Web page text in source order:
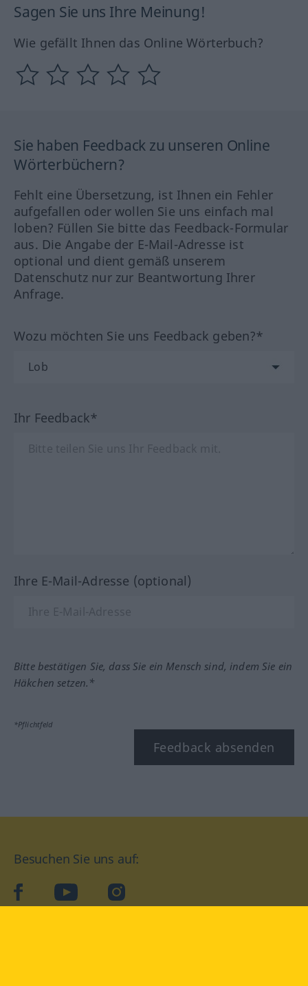
Sagen Sie uns Ihre Meinung!
Wie gefällt Ihnen das Online Wörterbuch?
Sie haben Feedback zu unseren Online
Wörterbüchern?
Fehlt eine Übersetzung, ist Ihnen ein Fehler
aufgefallen oder wollen Sie uns einfach mal
loben? Füllen Sie bitte das Feedback-Formular
aus. Die Angabe der E-Mail-Adresse ist
optional und dient gemäß unserem
Datenschutz nur zur Beantwortung Ihrer
Anfrage.
Wozu möchten Sie uns Feedback geben?*
Ihr Feedback*
Ihre E-Mail-Adresse (optional)
Bitte bestätigen Sie, dass Sie ein Mensch sind, indem Sie ein
Häkchen setzen.*
*Pflichtfeld
Feedback absenden
Besuchen Sie uns auf:
facebookYouTube Instagram